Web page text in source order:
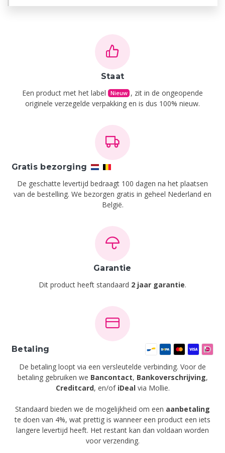
Staat
Een product met het label Nieuw , zit in de ongeopende
originele verzegelde verpakking en is dus 100% nieuw.
Gratis bezorging
De geschatte levertijd bedraagt 100 dagen na het plaatsen
van de bestelling. We bezorgen gratis in geheel Nederland en
België.
Garantie
Dit product heeft standaard 2 jaar garantie.
Betaling
De betaling loopt via een versleutelde verbinding. Voor de
betaling gebruiken we Bancontact, Bankoverschrijving,
Creditcard, en/of iDeal via Mollie.
Standaard bieden we de mogelijkheid om een aanbetaling
te doen van 4%, wat prettig is wanneer een product een iets
langere levertijd heeft. Het restant kan dan voldaan worden
voor verzending.